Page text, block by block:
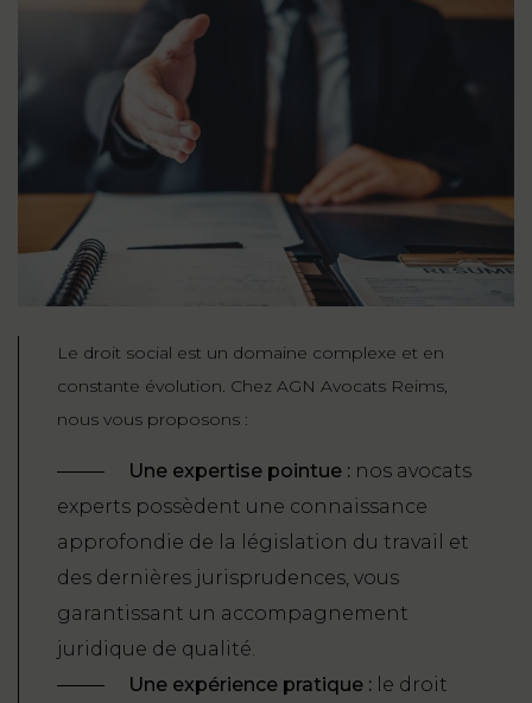
Le droit social est un domaine complexe et en
constante évolution. Chez AGN Avocats Reims,
nous vous proposons :
Une expertise pointue : nos avocats
experts possèdent une connaissance
approfondie de la législation du travail et
des dernières jurisprudences, vous
garantissant un accompagnement
juridique de qualité.
Une expérience pratique : le droit